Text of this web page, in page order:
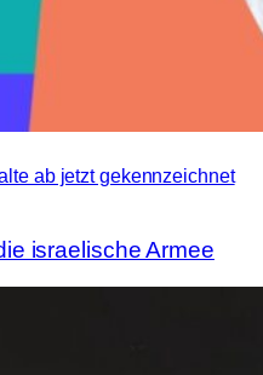
ab jetzt gekennzeichnet
israelische Armee